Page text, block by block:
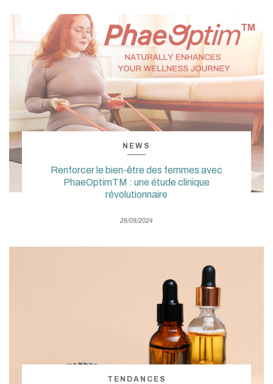
NEWS
Renforcer le bien-être des femmes avec
PhaeOptimTM : une étude clinique
révolutionnaire
26/09/2024
TENDANCES